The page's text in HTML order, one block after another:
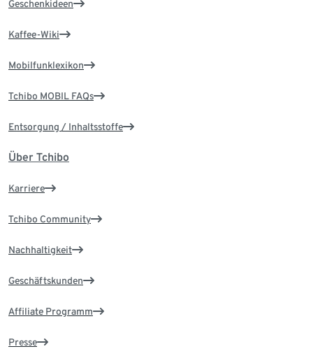
Geschenkideen
Kaffee-Wiki
Mobilfunklexikon
Tchibo MOBIL FAQs
Entsorgung / Inhaltsstoffe
Über Tchibo
Karriere
Tchibo Community
Nachhaltigkeit
Geschäftskunden
Affiliate Programm
Presse